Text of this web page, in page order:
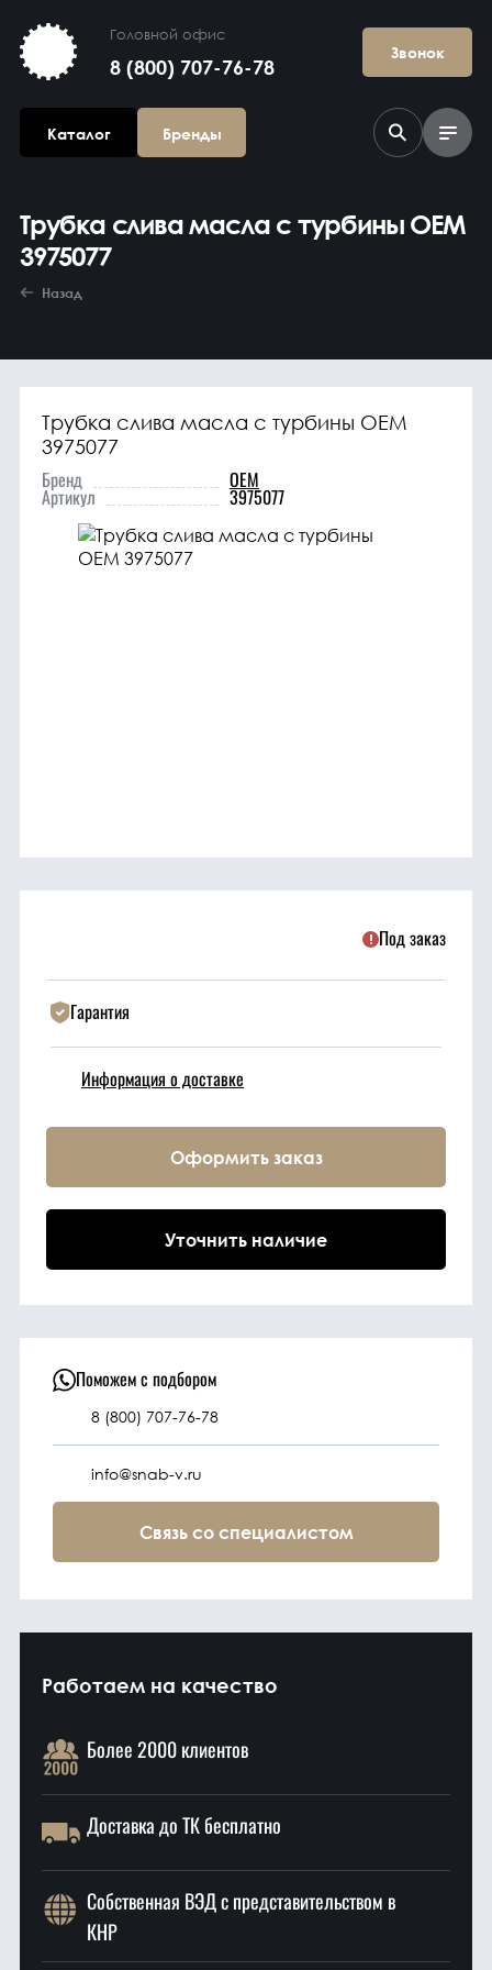
Головной офис
8 (800) 707-76-78
Звонок
Каталог Бренды
Агрегаты в
сборе
Гидравлика и
трансмиссия
ГСМ
запчасти
элементы
Техника
элементы
Ходовые части
Трубка слива масла с турбины OEM
3975077
Назад
Трубка слива масла с турбины OEM
3975077
Бренд OEM
Артикул 3975077
Под заказ
Гарантия
Информация о доставке
Оформить заказ
Уточнить наличие
Поможем с подбором
8 (800) 707-76-78
info@snab-v.ru
Связь со специалистом
Работаем на качество
Более 2000 клиентов
Доставка до ТК бесплатно
Собственная ВЭД с представительством в
КНР